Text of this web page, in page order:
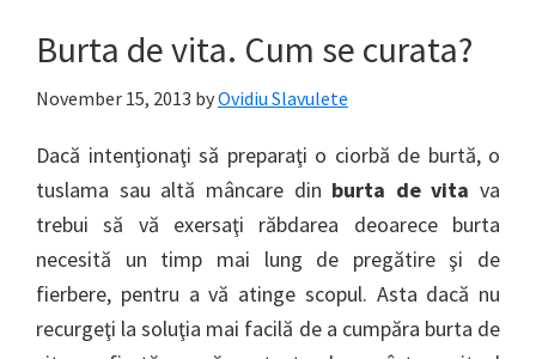
Burta de vita. Cum se curata?
November 15, 2013 byOvidiu Slavulete
Dacă intenţionaţi să preparaţi o ciorbă de burtă, o
tuslama sau altă mâncare din burta de vita va
trebui să vă exersaţi răbdarea deoarece burta
necesită un timp mai lung de pregătire şi de
fierbere, pentru a vă atinge scopul. Asta dacă nu
recurgeţi la soluţia mai facilă de a cumpăra burta de